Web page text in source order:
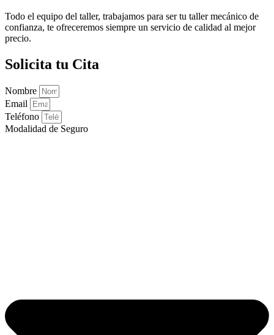
Todo el equipo del taller, trabajamos para ser tu taller mecánico de
confianza, te ofreceremos siempre un servicio de calidad al mejor
precio.
Solicita tu Cita
Nombre
Email
Teléfono
Modalidad de Seguro